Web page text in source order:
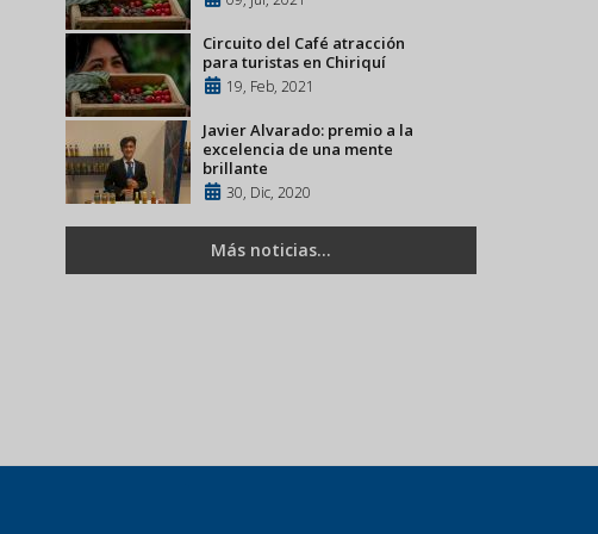
Circuito del Café atracción
para turistas en Chiriquí
19, Feb, 2021
Javier Alvarado: premio a la
excelencia de una mente
brillante
30, Dic, 2020
Más noticias...